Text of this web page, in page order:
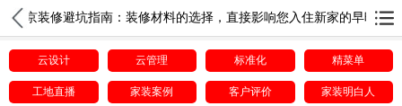
南京装修避坑指南：装修材料的选择，直接影响您入住新家的早晚？
云设计 云管理 标准化 精菜单
工地直播 家装案例 客户评价 家装明白人